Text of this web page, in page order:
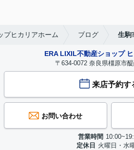
プヒカリアホーム ブログ 生駒
ERA LIXIL不動産ショップ
〒634-0072 奈良県橿原市
来店予約す
お問い合わせ
営業時間
定休日 火曜日・水